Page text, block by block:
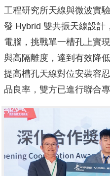
工程研究所天線與微波實
發 Hybrid 雙共振天線設計
電腦，挑戰單一槽孔上實
與高隔離度，達到有效降
提高槽孔天線對位安裝容
品良率，雙方已進行聯合專